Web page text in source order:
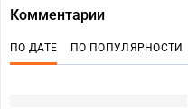
Комментарии
ПО ДАТЕ ПО ПОПУЛЯРНОСТИ